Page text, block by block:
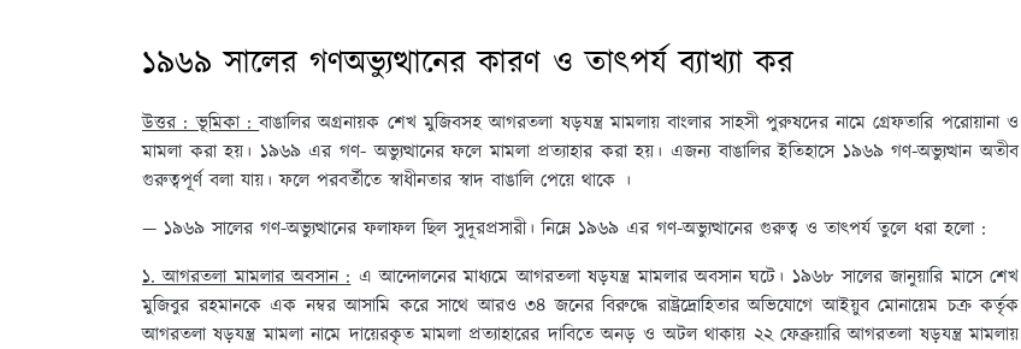
১৯৬৯ সালের গণঅভ্যুত্থানের কারণ ও তাৎপর্য ব্যাখ্যা কর
উত্তর : ভূমিকা :বাঙালির অগ্রনায়ক শেখ মুজিবসহ আগরতলা ষড়যন্ত্র মামলায় বাংলার সাহসী পুরুষদের নামে গ্রেফতারি পরোয়ানা ও
মামলা করা হয়। ১৯৬৯ এর গণ- অভ্যুত্থানের ফলে মামলা প্রত্যাহার করা হয়। এজন্য বাঙালির ইতিহাসে ১৯৬৯ গণ-অভ্যুত্থান অতীব
গুরুত্বপূর্ণ বলা যায়। ফলে পরবর্তীতে স্বাধীনতার স্বাদ বাঙালি পেয়ে থাকে ।
— ১৯৬৯ সালের গণ-অভ্যুত্থানের ফলাফল ছিল সুদূরপ্রসারী। নিম্নে ১৯৬৯ এর গণ-অভ্যুত্থানের গুরুত্ব ও তাৎপর্য তুলে ধরা হলো :
১. আগরতলা মামলার অবসান :এ আন্দোলনের মাধ্যমে আগরতলা ষড়যন্ত্র মামলার অবসান ঘটে। ১৯৬৮ সালের জানুয়ারি মাসে শেখ
মুজিবুর রহমানকে এক নম্বর আসামি করে সাথে আরও ৩৪ জনের বিরুদ্ধে রাষ্ট্রদ্রোহিতার অভিযোগে আইয়ুব মোনায়েম চক্র কর্তৃক
আগরতলা ষড়যন্ত্র মামলা নামে দায়েরকৃত মামলা প্রত্যাহারের দাবিতে অনড় ও অটল থাকায় ২২ ফেব্রুয়ারি আগরতলা ষড়যন্ত্র মামলায়